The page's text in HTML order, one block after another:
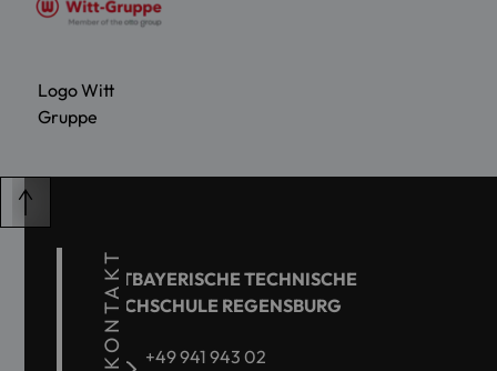
Logo Witt
Gruppe
KONTAKT
OSTBAYERISCHE TECHNISCHE
HOCHSCHULE REGENSBURG
+49 941 943 02